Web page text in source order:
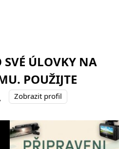
SVÉ ÚLOVKY NA
POUŽIJTE
Zobrazit profil